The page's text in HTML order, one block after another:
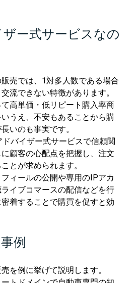
ー式サービスなの
売では、1対多人数である場合
流できない特徴があります。
高単価・低リピート購入率商
うえ、不安もあることから購
いのも事実です。
バイザー式サービスで信頼関
顧客の心配点を把握し、注文
とが求められます。
ィールの公開や専用のIPアカ
イブコマースの配信などを行
着することで購買を促すと効
例
を例に挙げて説明します。